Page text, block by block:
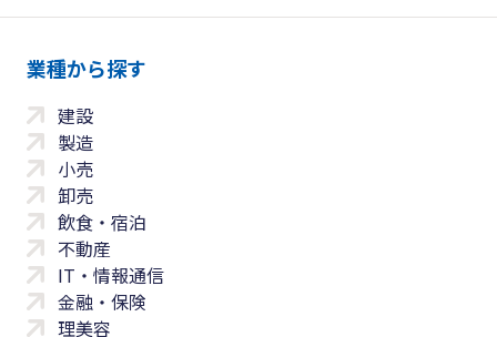
業種から探す
建設
製造
小売
卸売
飲食・宿泊
不動産
IT・情報通信
金融・保険
理美容